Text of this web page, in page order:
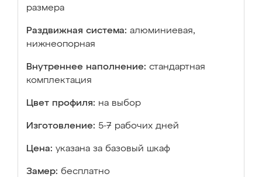
размера
Раздвижная система: алюминиевая,
нижнеопорная
Внутреннее наполнение: стандартная
комплектация
Цвет профиля: на выбор
Изготовление: 5-7 рабочих дней
Цена: указана за базовый шкаф
Замер: бесплатно